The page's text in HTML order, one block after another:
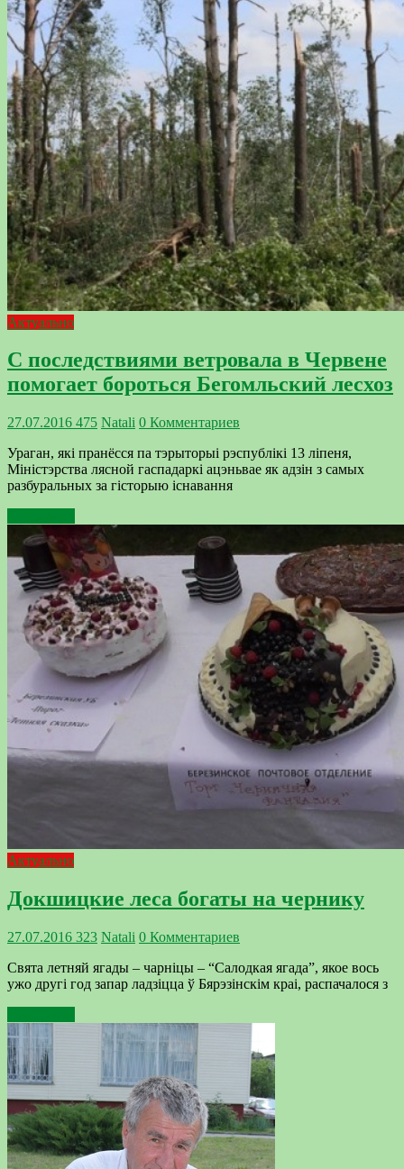
Актуально
С последствиями ветровала в Червене
помогает бороться Бегомльский лесхоз
27.07.2016 475 Natali 0 Комментариев
Ураган, які пранёсся па тэрыторыі рэспублікі 13 ліпеня,
Міністэрства лясной гаспадаркі ацэньвае як адзін з самых
разбуральных за гісторыю існавання
Актуально
Докшицкие леса богаты на чернику
27.07.2016 323 Natali 0 Комментариев
Свята летняй ягады – чарніцы – “Салодкая ягада”, якое вось
ужо другі год запар ладзіцца ў Бярэзінскім краі, распачалося з